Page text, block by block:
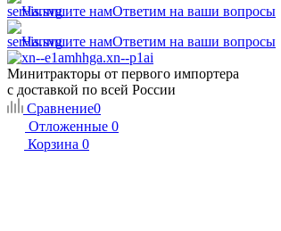
Напишите намОтветим на ваши вопросы
Напишите намОтветим на ваши вопросы
Минитракторы от первого импортера
с доставкой по всей России
Сравнение0
Отложенные 0
Корзина 0